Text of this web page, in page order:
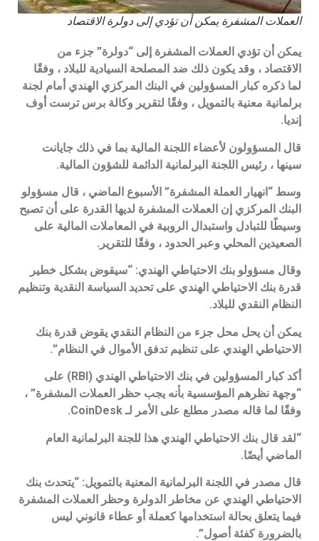
العملات المشفرة يمكن أن تؤدي إلى دولرة الاقتصاد
يمكن أن تؤدي العملات المشفرة إلى “دولرة” جزء من
الاقتصاد ، وقد يكون ذلك ضد المصلحة السيادية للبلاد ، وفقًا
لما ذكره كبار المسؤولين في البنك المركزي الهندي أمام لجنة
برلمانية معنية بالتمويل ، وفقًا لتقرير وكالة برس ترست أوف
إنديا.
قال المسؤولون لأعضاء اللجنة المالية بما في ذلك جايانت
سينها ، رئيس اللجنة البرلمانية الدائمة للشؤون المالية.
وسط “انهيار العملة المشفرة” الأسبوع الماضي ، قال مسؤولو
البنك المركزي إن العملات المشفرة لديها القدرة على أن تصبح
وسيطًا للتبادل واستبدال الروبية في المعاملات المالية على
الصعيدين المحلي وعبر الحدود ، وفقًا للتقرير.
وقال مسؤولو بنك الاحتياطي الهندي: “سيقوض بشكل خطير
قدرة بنك الاحتياطي الهندي على تحديد السياسة النقدية وتنظيم
النظام النقدي للبلاد.
يمكن أن يحل محل جزء من النظام النقدي يقوض قدرة بنك
الاحتياطي الهندي على تنظيم تدفق الأموال في النظام”.
أكد كبار المسؤولين في بنك الاحتياطي الهندي (RBI) على
“وجهة نظرهم المؤسسية بأنه يجب حظر العملات المشفرة” ،
وفقًا لما قاله مصدر مطلع على الأمر لـ CoinDesk.
“لقد قال بنك الاحتياطي الهندي هذا للجنة البرلمانية العام
الماضي أيضًا.
قال مصدر في اللجنة البرلمانية المعنية بالتمويل: “يتحدث بنك
الاحتياطي الهندي عن مخاطر الدولرة وحظر العملات المشفرة
فيما يتعلق بحالة استخدامها كعملة أو عطاء قانوني ليس
بالضرورة كفئة أصول”.